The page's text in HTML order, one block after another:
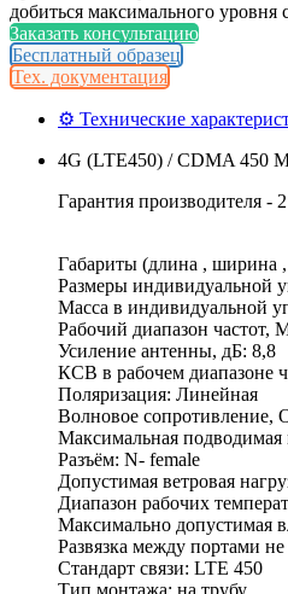
добиться максимального уровня
Заказать консультацию
Бесплатный образец
Тех. документация
⚙ Технические
4G (LTE450) / CDMA 450
Гарантия производителя -
Габариты (длина , ширина
Размеры индивидуальной
Масса в индивидуальной
Рабочий диапазон частот,
Усиление антенны, дБ: 8,8
КСВ в рабочем диапазоне
Поляризация: Линейная
Волновое сопротивление,
Максимальная
Разъём: N- female
Допустимая ветровая
Диапазон рабочих
Максимально допустимая
Развязка между портами
Стандарт связи: LTE 450
Тип монтажа: на трубу